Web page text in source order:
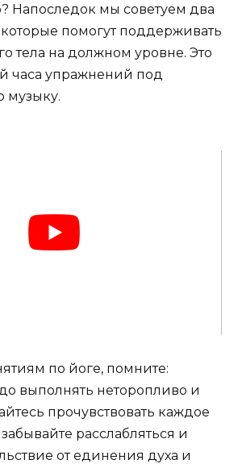
Напоследок мы советуем два
помогут поддерживать
тела на должном уровне. Это
часа упражнений под
музыку.
по йоге, помните:
выполнять неторопливо и
прочувствовать каждое
расслабляться и
от единения духа и